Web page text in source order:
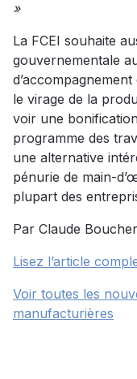
»
La FCEI souhaite
gouvernementale
le virage de la
voir une
programme des
une alternative
pénurie de main-
plupart des
Par Claude Boucher
Lisez l’article
Voir toutes les
manufacturières